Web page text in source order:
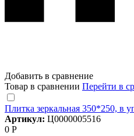
Добавить в сравнение
Товар в сравнении Перейти в
Плитка зеркальная 350*250, в
Артикул: Ц0000005516
0 Р